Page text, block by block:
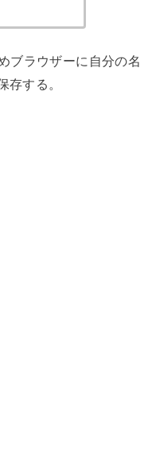
ブラウザーに自分の名
存する。